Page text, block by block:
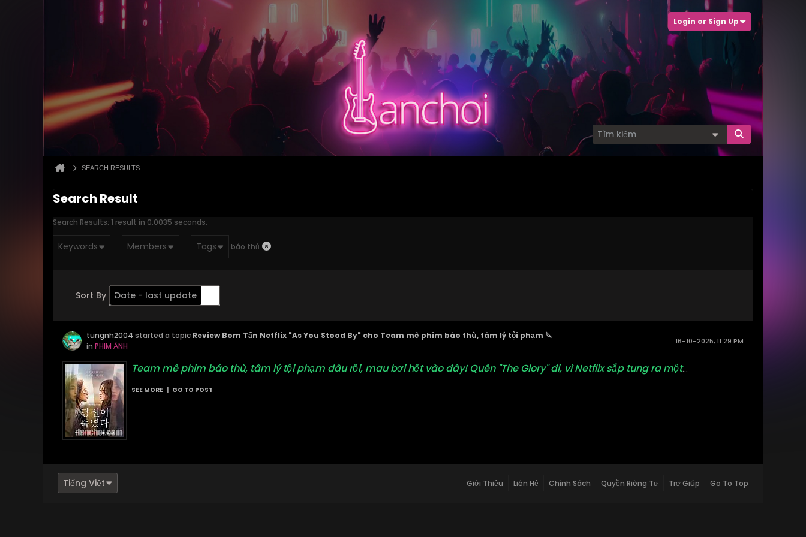
Login or Sign Up
SEARCH RESULTS
Search Result
Search Results: 1 result in 0.0035 seconds.
Keywords Members Tags báo thủ
Sort By Date - last update
Order Descending
tungnh2004 started a topic Review Bom Tấn Netflix "As You Stood By" cho Team mê phim báo thù, tâm lý tội phạm 🔪
in PHIM ẢNH 16-10-2025, 11:29 PM
Team mê phim báo thù, tâm lý tội phạm đâu rồi, mau bơi hết vào đây! Quên "The Glory" đi, vì Netflix sắp tung ra một...
SEE MORE GO TO POST
Tiếng Việt Giới Thiệu Liên Hệ Chính Sách Quyền Riêng Tư Trợ Giúp Go To Top